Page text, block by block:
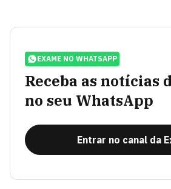
EXAME NO WHATSAPP
Receba as notícias
no seu WhatsApp
Entrar no canal da